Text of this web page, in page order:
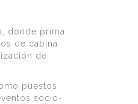
donde prima
de cabina
de
puestos
socio-